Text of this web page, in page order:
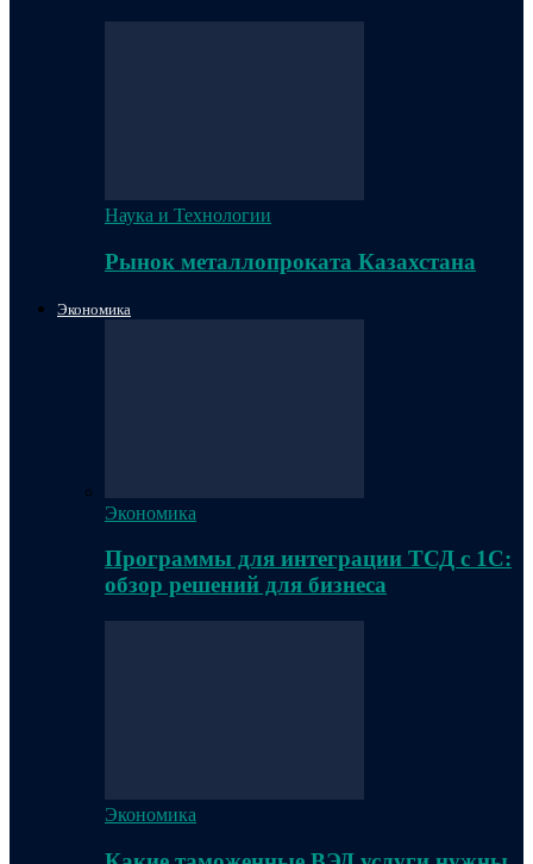
Наука и Технологии
Рынок металлопроката Казахстана
Экономика
Экономика
Программы для интеграции ТСД с 1С:
обзор решений для бизнеса
Экономика